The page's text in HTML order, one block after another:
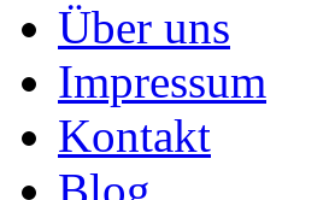
Über uns
Impressum
Kontakt